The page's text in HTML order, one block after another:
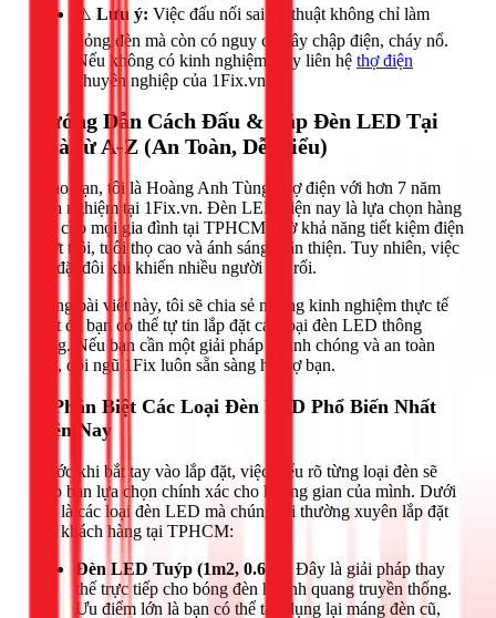
⚠️ Lưu ý: Việc đấu nối sai kỹ thuật không chỉ làm
hỏng đèn mà còn có nguy cơ gây chập điện, cháy nổ.
Nếu không có kinh nghiệm, hãy liên hệ thợ điện
chuyên nghiệp của 1Fix.vn.
Hướng Dẫn Cách Đấu & Lắp Đèn LED Tại
Nhà từ A-Z (An Toàn, Dễ Hiểu)
Chào bạn, tôi là Hoàng Anh Tùng, thợ điện với hơn 7 năm
kinh nghiệm tại 1Fix.vn. Đèn LED hiện nay là lựa chọn hàng
đầu cho mọi gia đình tại TPHCM nhờ khả năng tiết kiệm điện
vượt trội, tuổi thọ cao và ánh sáng thân thiện. Tuy nhiên, việc
lắp đặt đôi khi khiến nhiều người bối rối.
Trong bài viết này, tôi sẽ chia sẻ những kinh nghiệm thực tế
nhất để bạn có thể tự tin lắp đặt các loại đèn LED thông
dụng. Nếu bạn cần một giải pháp nhanh chóng và an toàn
hơn, đội ngũ 1Fix luôn sẵn sàng hỗ trợ bạn.
1. Phân Biệt Các Loại Đèn LED Phổ Biến Nhất
Hiện Nay
Trước khi bắt tay vào lắp đặt, việc hiểu rõ từng loại đèn sẽ
giúp bạn lựa chọn chính xác cho không gian của mình. Dưới
đây là các loại đèn LED mà chúng tôi thường xuyên lắp đặt
cho khách hàng tại TPHCM:
Đèn LED Tuýp (1m2, 0.6m):
Đây là giải pháp thay
thế trực tiếp cho bóng đèn huỳnh quang truyền thống.
Ưu điểm lớn là bạn có thể tận dụng lại máng đèn cũ,